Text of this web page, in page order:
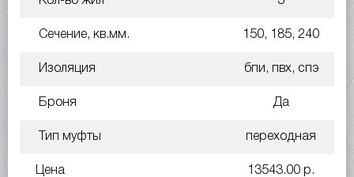
Сечение, кв.мм. 150, 185, 240
Изоляция бпи, пвх, спэ
Броня Да
Тип муфты переходная
Цена 13543.00 р.